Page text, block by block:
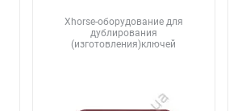
Xhorse-оборудование для
дублирования
(изготовления)ключей